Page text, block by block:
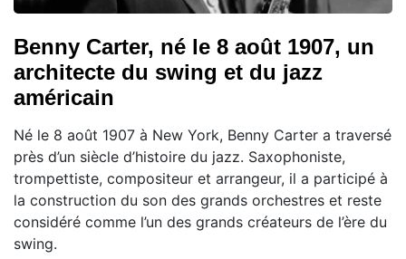
Benny Carter, né le 8 août 1907, un
architecte du swing et du jazz
américain
Né le 8 août 1907 à New York, Benny Carter a traversé
près d’un siècle d’histoire du jazz. Saxophoniste,
trompettiste, compositeur et arrangeur, il a participé à
la construction du son des grands orchestres et reste
considéré comme l’un des grands créateurs de l’ère du
swing.